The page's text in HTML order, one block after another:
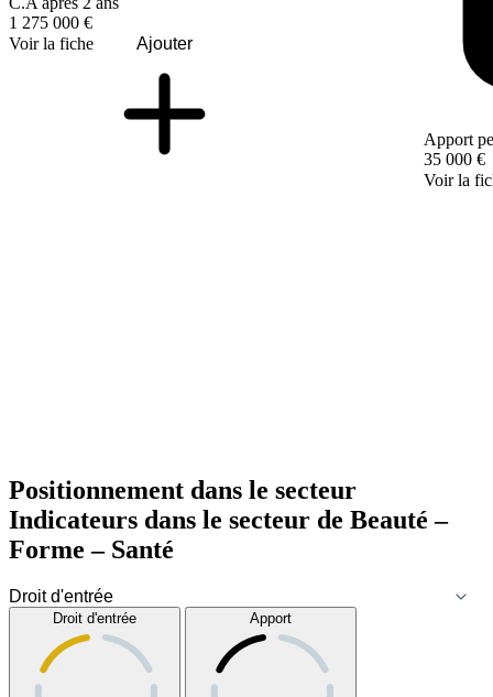
1 275 000 €
Voir la fiche
Ajouter
Apport
35 000 €
Voir la
Positionnement dans le secteur
Indicateurs dans le secteur de Beauté –
Forme – Santé
Droit d'entrée Apport